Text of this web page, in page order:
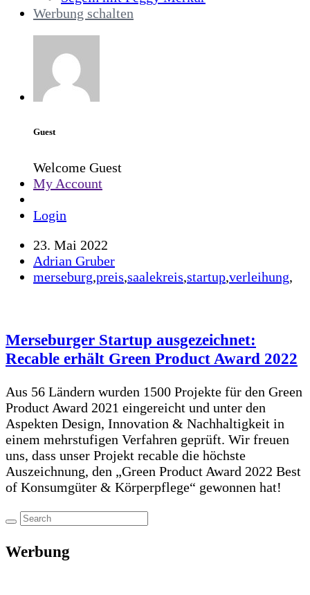
Werbung schalten
Guest
Welcome Guest
My Account
Login
23. Mai 2022
Adrian Gruber
merseburg,preis,saalekreis,startup,verleihung,
Merseburger Startup ausgezeichnet:
Recable erhält Green Product Award 2022
Aus 56 Ländern wurden 1500 Projekte für den Green
Product Award 2021 eingereicht und unter den
Aspekten Design, Innovation & Nachhaltigkeit in
einem mehrstufigen Verfahren geprüft. Wir freuen
uns, dass unser Projekt recable die höchste
Auszeichnung, den „Green Product Award 2022 Best
of Konsumgüter & Körperpflege“ gewonnen hat!
Werbung